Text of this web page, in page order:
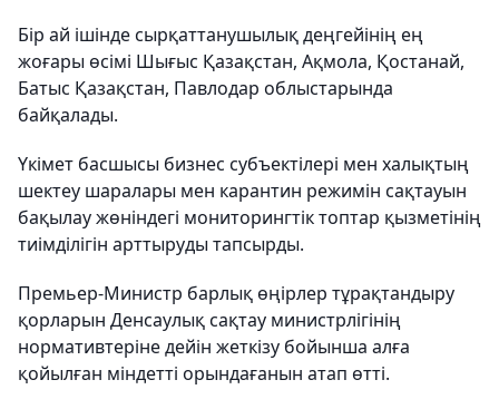
Бір ай ішінде сырқаттанушылық деңгейінің ең
жоғары өсімі Шығыс Қазақстан, Ақмола, Қостанай,
Батыс Қазақстан, Павлодар облыстарында
байқалады.
Үкімет басшысы бизнес субъектілері мен халықтың
шектеу шаралары мен карантин режимін сақтауын
бақылау жөніндегі мониторингтік топтар қызметінің
тиімділігін арттыруды тапсырды.
Премьер-Министр барлық өңірлер тұрақтандыру
қорларын Денсаулық сақтау министрлігінің
нормативтеріне дейін жеткізу бойынша алға
қойылған міндетті орындағанын атап өтті.